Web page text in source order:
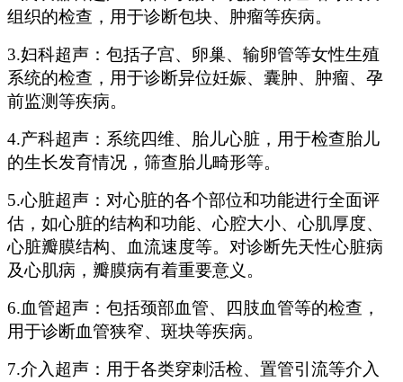
组织的检查，用于诊断包块、肿瘤等疾病。
3.‌妇科超声‌：包括子宫、卵巢、输卵管等女性生殖
系统的检查，用于诊断异位妊娠、囊肿、肿瘤、孕
前监测等疾病。
4.‌产科超声‌：系统四维、胎儿心脏，用于检查胎儿
的生长发育情况，筛查胎儿畸形等。
5.‌心脏超声‌：对心脏的各个部位和功能进行全面评
估，如心脏的结构和功能、心腔大小、心肌厚度、
心脏瓣膜结构、血流速度等。对诊断先天性心脏病
及心肌病，瓣膜病有着重要意义。
6.‌血管超声‌：包括颈部血管、四肢血管等的检查，
用于诊断血管狭窄、斑块等疾病。
7.‌介入超声‌：用于各类穿刺活检、置管引流等介入